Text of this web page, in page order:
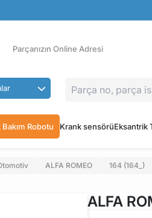
Ücretsiz İade
Parçanızın Online Adresi
Robotu Krank sensörüEksantrik
ALFA ROMEO 164 (164_)
ALFA